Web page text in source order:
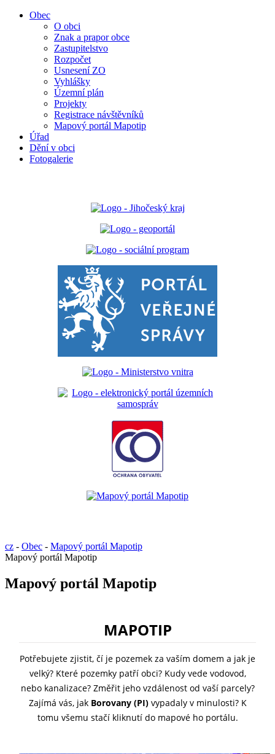
Obec
O obci
Znak a prapor obce
Zastupitelstvo
Rozpočet
Usnesení ZO
Vyhlášky
Územní plán
Projekty
Registrace návštěvníků
Mapový portál Mapotip
Úřad
Dění v obci
Fotogalerie
cz - Obec - Mapový portál Mapotip
Mapový portál Mapotip
Mapový portál Mapotip